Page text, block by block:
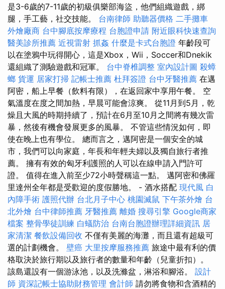
是3-6歲的7-11歲的初級俱樂部海盜，他們組織遊戲，綁
腿，手工藝，社交技能。 台南律師 助聽器價格 二手攤車
外燴廠商 台中腳底按摩療程 台胞證申請 附近眼科快速查詢
醫美診所推薦 近視雷射 抓姦 什麼是卡式台胞證 年齡段可
以在塗鴉中玩得開心，這是Xbox，Wii，Soccer和Dnekik
還組織了測驗遊戲和冠軍。 台中脊椎調整 室內設計圖 殺蟑
螂 貨運 居家打掃 記帳士推薦 杜拜簽證 台中牙醫推薦 在邁
阿密，船上早餐（飲料有限），在返回家中享用午餐。 空
氣溫度在度之間加熱，早晨可能會涼爽。 從11月到5月，乾
燥且大風的時期持續了，預計在6月至10月之間將有幾次雷
暴，然後有機會發展更多的風暴。 不管這些情況如何，即
使在晚上也有學位。 總而言之，邁阿密是一個安全的城
市，我們可以向家庭，年長和年輕夫婦以及獨自旅行者推
薦。 擁有有效的匈牙利護照的人可以在線申請入門許可
證。 值得在進入前至少72小時聲稱這一點。 邁阿密和佛羅
里達州全年都是受歡迎的度假勝地。 - 酒水搭配 現代風 白
內障手術 護照代辦 台北月子中心 桃園滅鼠 下午茶外燴 台
北外燴 台中律師推薦 牙醫推薦 離婚 搜尋引擎 Google商家
檔案 整骨學徒訓練 白蟻防治 台南台胞證辦理詳細資訊 居
家清潔 餐飲設備回收 不僅有美麗的海灘，而且還有超級可
選的計劃機會。 壁癌 大里按摩服務推薦 旅途中最有利的價
格取決於旅行期以及旅行者的數量和年齡（兒童折扣）。
該島還設有一個游泳池，以及洗滌盆，淋浴和腳浴。 設計
師 資深記帳士協助財務管理 會計師 請勿將食物和含酒精的